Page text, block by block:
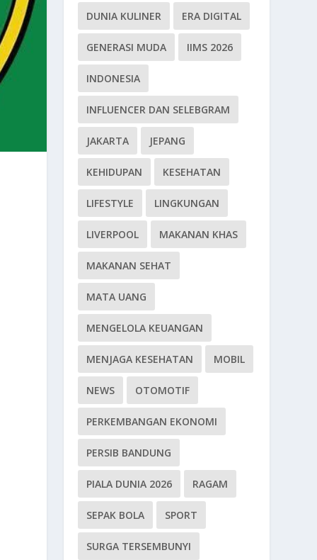
DUNIA KULINER ERA DIGITAL
GENERASI MUDA IIMS 2026
INDONESIA
INFLUENCER DAN SELEBGRAM
JAKARTA JEPANG
KEHIDUPAN KESEHATAN
LIFESTYLE LINGKUNGAN
LIVERPOOL MAKANAN KHAS
MAKANAN SEHAT
MATA UANG
MENGELOLA KEUANGAN
MENJAGA KESEHATAN MOBIL
NEWS OTOMOTIF
PERKEMBANGAN EKONOMI
PERSIB BANDUNG
PIALA DUNIA 2026 RAGAM
SEPAK BOLA SPORT
SURGA TERSEMBUNYI